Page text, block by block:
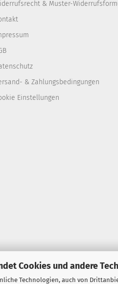
Cookies und andere
Technologien, auch von
& Muster-
& Zahlungsbedingungen
Einstellungen